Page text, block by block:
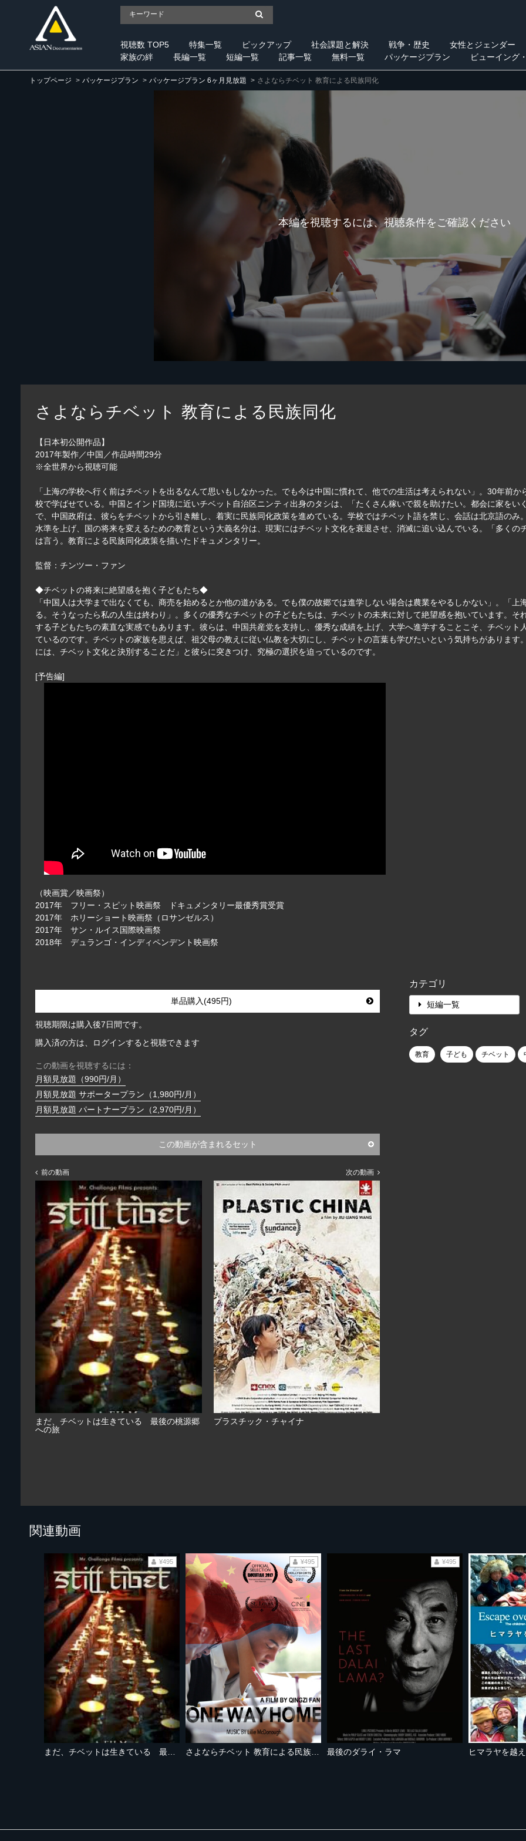
視聴数 TOP5 特集一覧 ピックアップ 社会課題と解決 戦争・歴史 女性とジェンダー
家族の絆
長編一覧 短編一覧 記事一覧 無料一覧 パッケージプラン ビューイング
トップページ パッケージプラン パッケージプラン 6ヶ月見放題 さよならチベット 教育による民族同化
本編を視聴するには、視聴条件をご確認ください
さよならチベット 教育による民族同化
【日本初公開作品】
2017年製作／中国／作品時間29分
※全世界から視聴可能
「上海の学校へ行く前はチベットを出るなんて思いもしなかった。でも今は中国に慣れて、他での生活は考えられない」。30年前
校で学ばせている。中国とインド国境に近いチベット自治区ニンティ出身のタシは、「たくさん稼いで親を助けたい。都会に家を
で、中国政府は、彼らをチベットから引き離し、着実に民族同化政策を進めている。学校ではチベット語を禁じ、会話は北京語の
水準を上げ、国の将来を変えるための教育という大義名分は、現実にはチベット文化を衰退させ、消滅に追い込んでいる。「多く
は言う。教育による民族同化政策を描いたドキュメンタリー。
監督：チンツー・ファン
◆チベットの将来に絶望感を抱く子どもたち◆
「中国人は大学まで出なくても、商売を始めるとか他の道がある。でも僕の故郷では進学しない場合は農業をやるしかない」。「
る。そうなったら私の人生は終わり」。多くの優秀なチベットの子どもたちは、チベットの未来に対して絶望感を抱いています。
する子どもたちの素直な実感でもあります。彼らは、中国共産党を支持し、優秀な成績を上げ、大学へ進学することこそ、チベッ
ているのです。チベットの家族を思えば、祖父母の教えに従い仏教を大切にし、チベットの言葉も学びたいという気持ちがありま
には、チベット文化と決別することだ」と彼らに突きつけ、究極の選択を迫っているのです。
[予告編]
（映画賞／映画祭）
2017年 フリー・スピット映画祭 ドキュメンタリー最優秀賞受賞
2017年 ホリーショート映画祭（ロサンゼルス）
2017年 サン・ルイス国際映画祭
2018年 デュランゴ・インディペンデント映画祭
単品購入(495円)
視聴期限は購入後7日間です。
購入済の方は、ログインすると視聴できます
この動画を視聴するには：
月額見放題（990円/月）
月額見放題 サポータープラン（1,980円/月）
月額見放題 パートナープラン（2,970円/月）
この動画が含まれるセット
前の動画
まだ、チベットは生きている 最後の桃源郷
への旅
次の動画
プラスチック・チャイナ
カテゴリ
短編一覧
タグ
教育 子ども チベット
関連動画
¥495 ¥495
最後のダライ・ラマ
¥495
ヒマラヤを越